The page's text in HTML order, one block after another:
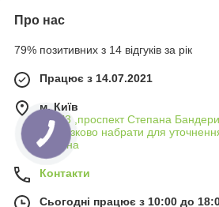
Про нас
79% позитивних з 14 відгуків за рік
Працює з 14.07.2021
м. Київ
04073 ,проспект Степана
обовязково набрати для
Україна
Контакти
Сьогодні працює з 10:00 до